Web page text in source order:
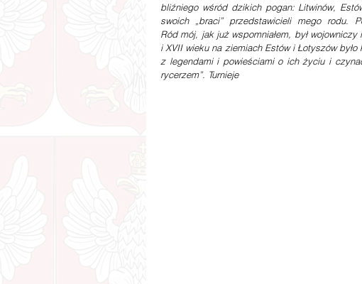
bliźniego wśród dzikich pogan: Litwinów,
swoich  „braci”  przedstawicieli  mego  rodu.
Ród mój, jak już wspomniałem, był
i XVII wieku na ziemiach Estów i Łotyszów
z legendami i powieściami o ich życiu i
rycerzem”. Turnieje